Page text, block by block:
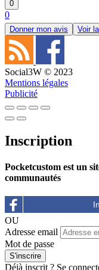
0
0
Donner mon avis Voir
Social3W © 2023
Mentions légales
Publicité
Inscription
Pocketcustom est un
communautés
OU
Adresse email
Mot de passe
Déjà inscrit ? Se